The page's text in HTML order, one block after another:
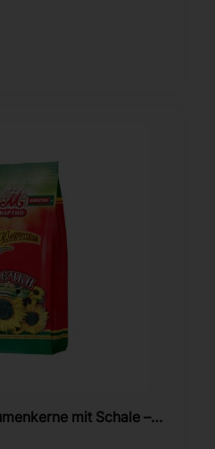
mit Schale –